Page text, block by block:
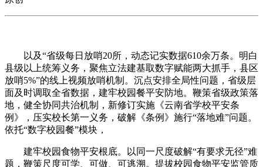
以及“省级每日放哨20所，动态记实数据610余万条。明白
县级以上统筹义务，聚焦立法建基取数字赋能两大抓手，县区
放哨5%”的线上视频放哨机制。沉点安排全局性问题，省级层
面及时调取全省数据，建牢校园餐平安防地。鞭策省级政策落
地，健全协同共治机制，新修订实施《云南省学校平安条
例》，压实校长第一义务，破解《条例》施行“落地难”问题。
依托“数字校园餐”模块，
建牢校园食物平安根底。以同一尺度破解“有要求无径”难
题，鞭策尺度可学、可做、可逃溯。提拔校园食物平安监管质